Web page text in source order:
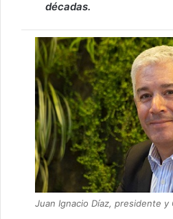
décadas.
Juan Ignacio Díaz, presidente y